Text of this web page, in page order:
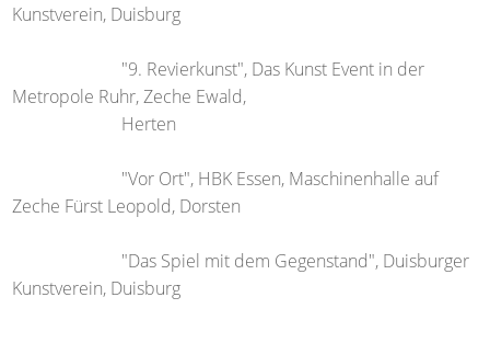
Kunstverein, Duisburg
"9. Revierkunst", Das Kunst Event in der
Metropole Ruhr, Zeche Ewald,
Herten
"Vor Ort", HBK Essen, Maschinenhalle auf
Zeche Fürst Leopold, Dorsten
"Das Spiel mit dem Gegenstand", Duisburger
Kunstverein, Duisburg